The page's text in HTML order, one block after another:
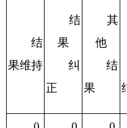
结
果维持
结
果
纠
正
其
他
结
果